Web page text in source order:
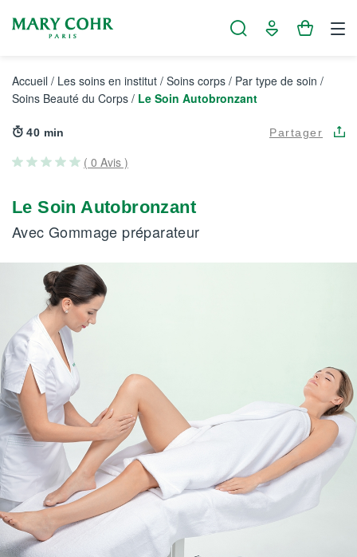
Accueil / Les soins en institut / Soins corps / Par type de soin /
Soins Beauté du Corps / Le Soin Autobronzant
40 min
( 0 Avis )
Partager
Le Soin Autobronzant
Avec Gommage préparateur